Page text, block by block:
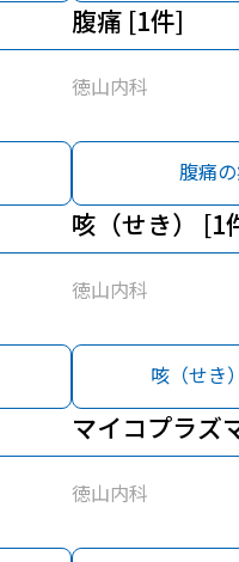
腹痛 [1件]
徳山内科
腹痛
咳（せき） [1
徳山内科
咳（せき
マイコプラズ
徳山内科